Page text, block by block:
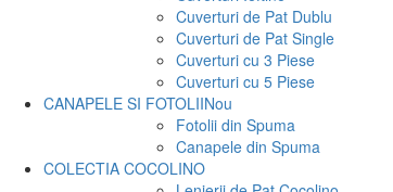
Cuverturi de Pat Dublu
Cuverturi de Pat Single
Cuverturi cu 3 Piese
Cuverturi cu 5 Piese
CANAPELE SI FOTOLIINou
Fotolii din Spuma
Canapele din Spuma
COLECTIA COCOLINO